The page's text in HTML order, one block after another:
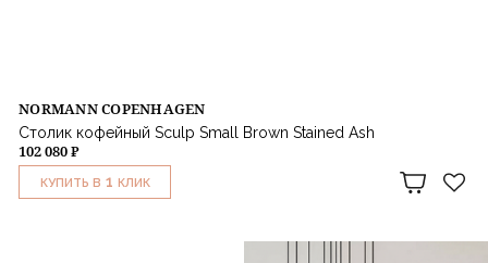
NORMANN COPENHAGEN
Столик кофейный Sculp Small Brown Stained Ash
102 080 ₽
КУПИТЬ В 1 КЛИК